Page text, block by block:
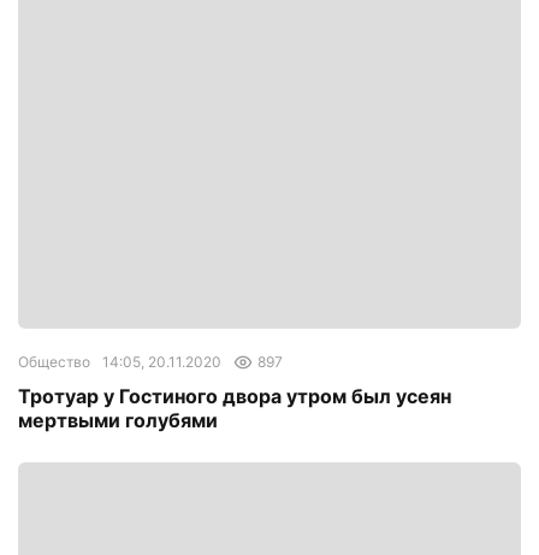
Общество 14:05, 20.11.2020 897
Тротуар у Гостиного двора утром был усеян
мертвыми голубями